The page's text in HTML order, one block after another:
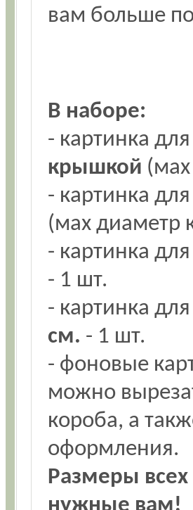
вам больше
В наборе:
- картинка
крышкой
- картинка
(мах диаметр
- картинка
- 1 шт.
- картинка
см. - 1 шт.
- фоновые
можно
короба, а
оформления.
Размеры
нужные вам!